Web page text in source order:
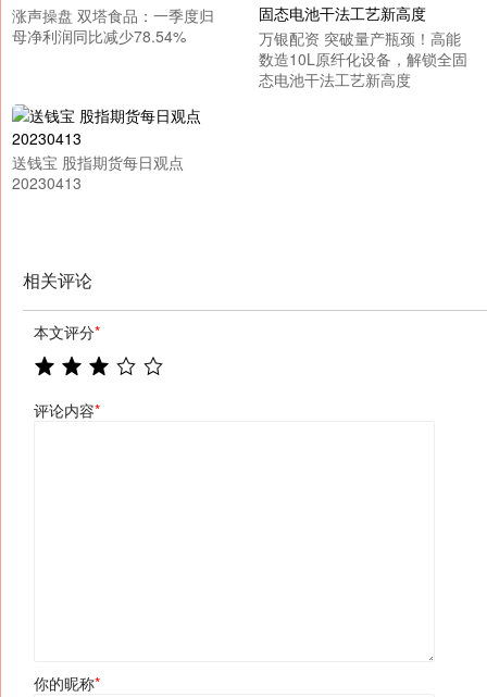
涨声操盘 双塔食品：一季度归
母净利润同比减少78.54%
万银配资 突破量产瓶颈！高能
数造10L原纤化设备，解锁全固
态电池干法工艺新高度
送钱宝 股指期货每日观点
20230413
相关评论
本文评分*
评论内容*
你的昵称*